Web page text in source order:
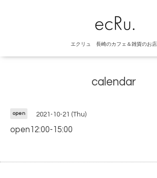
エクリュ 長崎のカフェ＆雑貨のお店
calendar
open 2021-10-21 (Thu)
open12:00-15:00